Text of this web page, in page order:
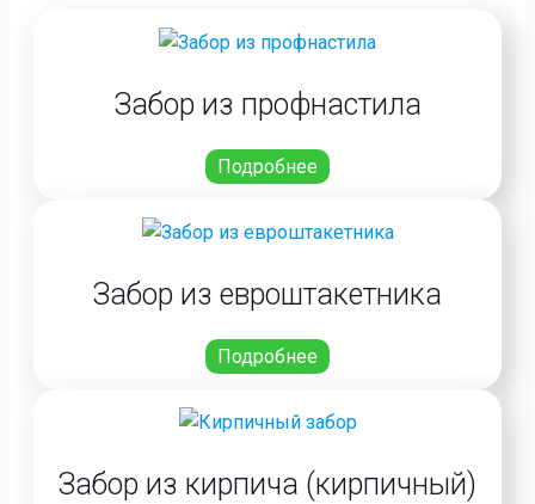
Забор из профнастила
Подробнее
Забор из евроштакетника
Подробнее
Забор из кирпича (кирпичный)